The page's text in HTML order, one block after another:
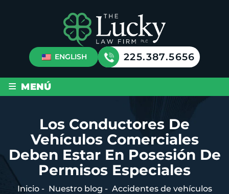
ENGLISH 225.387.5656
≡ MENÚ
Los Conductores De
Vehículos Comerciales
Deben Estar En Posesión De
Permisos Especiales
Inicio- Nuestro blog - Accidentes de vehículos